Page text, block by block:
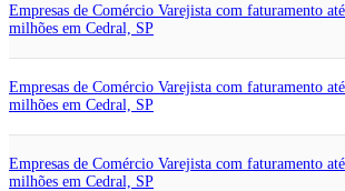
Empresas de Comércio Varejista com faturamento
milhões em Cedral, SP
Empresas de Comércio Varejista com faturamento
milhões em Cedral, SP
Empresas de Comércio Varejista com faturamento
milhões em Cedral, SP